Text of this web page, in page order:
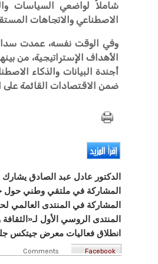
شاملاً لواضعي السياسات
الاصطناعي والاتجاهات
وفي الوقت نفسه، عمدت
الأهداف الإستراتيجية، من
أجندة البيانات والذكاء
ضمن الاقتصادات القائمة على
الدكتور عادل عبد الصادق
المشاركة في ملتقي وطني حول
المشاركة في المنتدى العالمي
المنتدى الروسي الأول
انطلاق فعاليات معرض جيتكس
Facebook
Comments